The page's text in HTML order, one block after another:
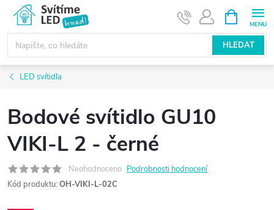
obsah
HLEDAT
NÁKUPNÍ
KOŠÍK
LED svítidla
Bodové svítidlo GU10
VIKI-L 2 - černé
Neohodnoceno Podrobnosti hodnocení
Kód produktu: OH-VIKI-L-02C